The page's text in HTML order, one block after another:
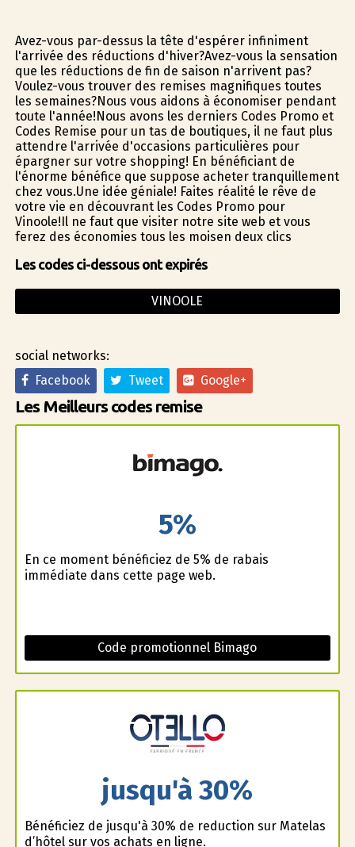
Avez-vous par-dessus la tête d'espérer infiniment
l'arrivée des réductions d'hiver?Avez-vous la sensation
que les réductions de fin de saison n'arrivent pas?
Voulez-vous trouver des remises magnifiques toutes
les semaines?Nous vous aidons à économiser pendant
toute l'année!Nous avons les derniers Codes Promo et
Codes Remise pour un tas de boutiques, il ne faut plus
attendre l'arrivée d'occasions particulières pour
épargner sur votre shopping! En bénéficiant de
l'énorme bénéfice que suppose acheter tranquillement
chez vous.Une idée géniale! Faites réalité le rêve de
votre vie en découvrant les Codes Promo pour
Vinoole!Il ne faut que visiter notre site web et vous
ferez des économies tous les moisen deux clics
Les codes ci-dessous ont expirés
VINOOLE
social networks:
Facebook
Tweet Google+
Les Meilleurs codes remise
5%
En ce moment bénéficiez de 5% de rabais
immédiate dans cette page web.
Code promotionnel Bimago
jusqu'à 30%
Bénéficiez de jusqu'à 30% de reduction sur Matelas
d’hôtel sur vos achats en ligne.